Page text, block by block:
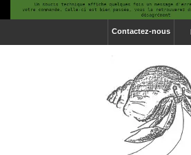
Contactez-nous